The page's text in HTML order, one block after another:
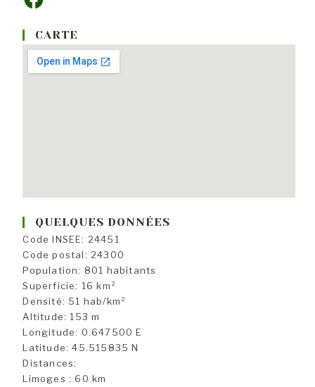
CARTE
QUELQUES DONNÉES
Code INSEE: 24451
Code postal: 24300
Population: 801 habitants
Superficie: 16 km²
Densité: 51 hab/km²
Altitude: 153 m
Longitude: 0.647500 E
Latitude: 45.515835 N
Distances:
Limoges : 60 km